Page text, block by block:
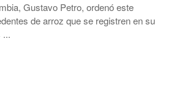
Gustavo Petro, ordenó este
de arroz que se registren en su
...